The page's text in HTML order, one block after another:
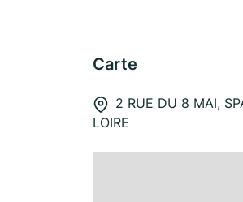
Carte
2 RUE DU 8 MAI,
LOIRE